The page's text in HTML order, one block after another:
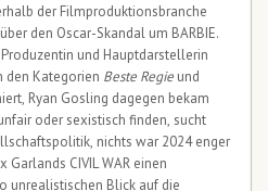
der Filmproduktionsbranche
den Oscar-Skandal um BARBIE.
und Hauptdarstellerin
den Kategorien Beste Regieund
Ryan Gosling dagegen bekam
oder sexistisch finden, sucht
nichts war 2024 enger
CIVIL WAR einen
unrealistischen Blick auf die